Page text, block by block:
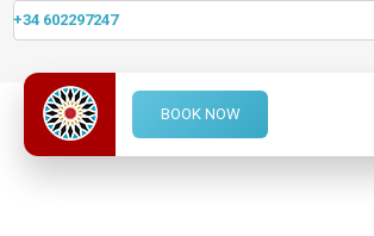
+34 602297247
BOOK NOW